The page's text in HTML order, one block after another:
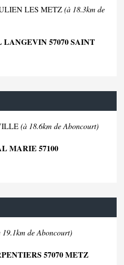
LES METZ(à 18.3km de
LANGEVIN 57070 SAINT
(à 18.6km de Aboncourt)
MARIE 57100
19.1km de Aboncourt)
57070 METZ